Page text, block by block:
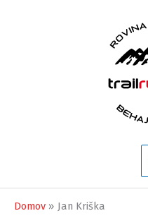
Domov Jan Kriška